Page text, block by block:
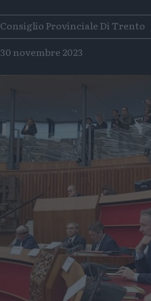
Tags
Consiglio Provinciale Di Trento
30 novembre 2023